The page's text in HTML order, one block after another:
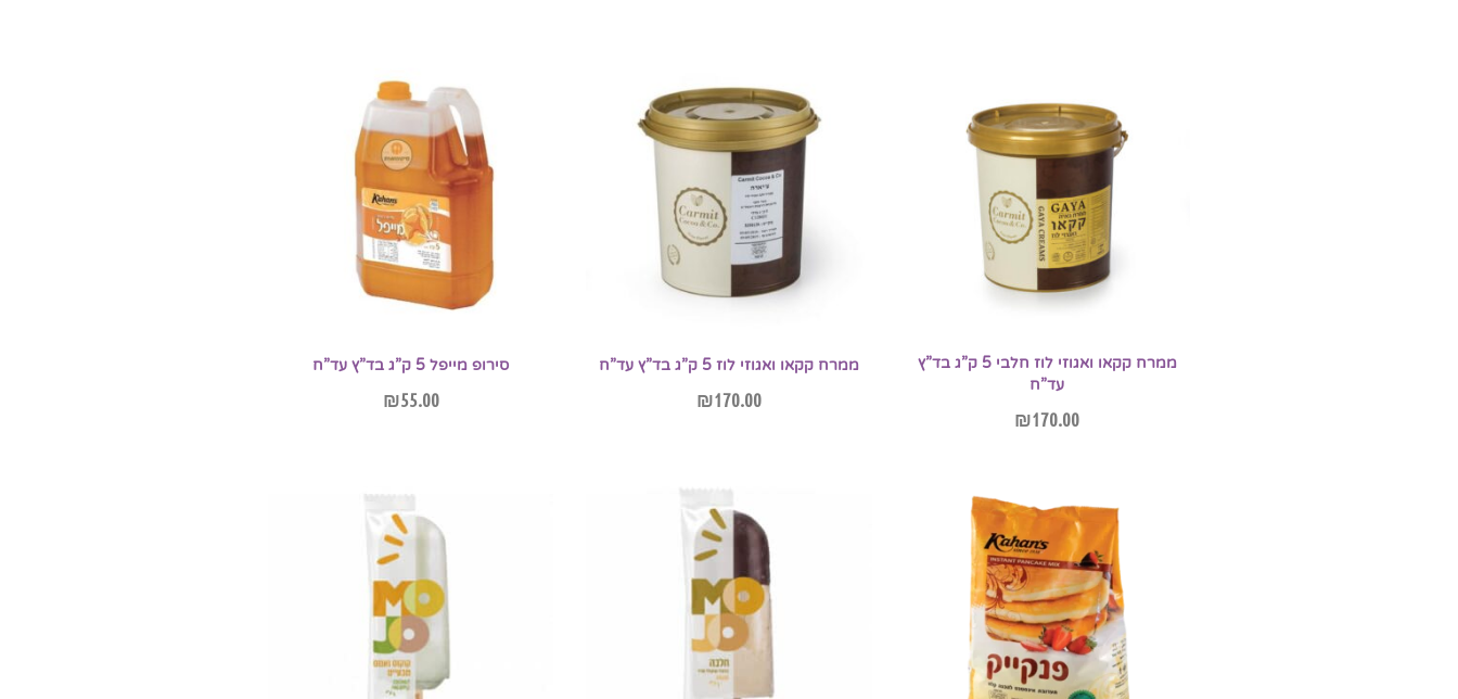
הוספה לסל
ממרח קקאו ואגוזי לוז חלבי 5 ק”ג בד”ץ
עד”ח
₪170.00
הוספה לסל
ממרח קקאו ואגוזי לוז 5 ק”ג בד”ץ עד”ח
₪170.00
הוספה לסל
סירופ מייפל 5 ק”ג בד”ץ עד”ח
₪55.00
הוספה לסל